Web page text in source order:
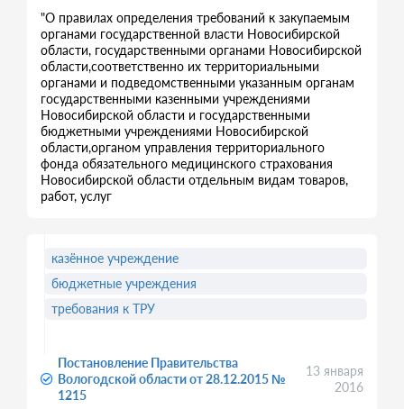
"О правилах определения требований к закупаемым
органами государственной власти Новосибирской
области, государственными органами Новосибирской
области,соответственно их территориальными
органами и подведомственными указанным органам
государственными казенными учреждениями
Новосибирской области и государственными
бюджетными учреждениями Новосибирской
области,органом управления территориального
фонда обязательного медицинского страхования
Новосибирской области отдельным видам товаров,
работ, услуг
Постановление Правительства
Вологодской области от 28.12.2015 №
1215
13 января
2016
казённое учреждение
бюджетные учреждения
требования к ТРУ